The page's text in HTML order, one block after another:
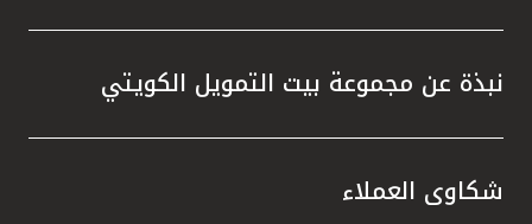
نبذة عن مجموعة بيت التمويل الكويتي
شكاوى العملاء